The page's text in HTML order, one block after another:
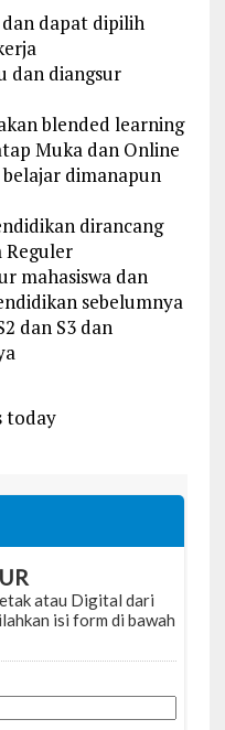
dapat dipilih
dan diangsur
blended learning
Muka dan Online
dimanapun
dirancang
Reguler
mahasiswa dan
sebelumnya
dan S3 dan
today